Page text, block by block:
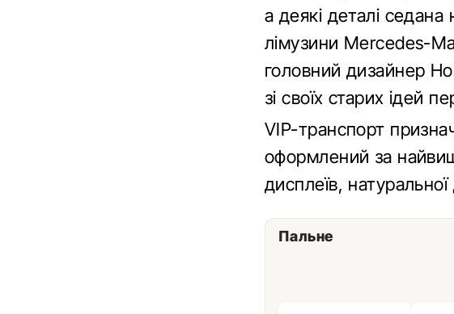
а деякі деталі
лімузини Mercedes-
головний дизайнер
зі своїх старих ідей
VIP-транспорт
оформлений за
дисплеїв,
Пальне